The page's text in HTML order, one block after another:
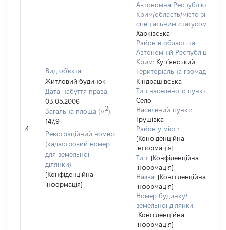
4
Вид об'єкта:
Житловий будинок
Дата набуття права:
03.05.2006
Загальна площа (м2):
147,9
Реєстраційний номер
(кадастровий номер
для земельної
ділянки):
[Конфіденційна
інформація]
Автономна Республіка
Крим/область/місто зі
спеціальним статусом:
Харківська
Район в області та
Автономній Республіці
Крим: Куп’янський
Територіальна громада:
Кіндрашівська
Тип населеного пункту:
Село
Населений пункт:
Грушівка
Район у місті:
[Конфіденційна
інформація]
Тип: [Конфіденційна
інформація]
Назва: [Конфіденційна
інформація]
Номер будинку/
земельної ділянки:
[Конфіденційна
інформація]